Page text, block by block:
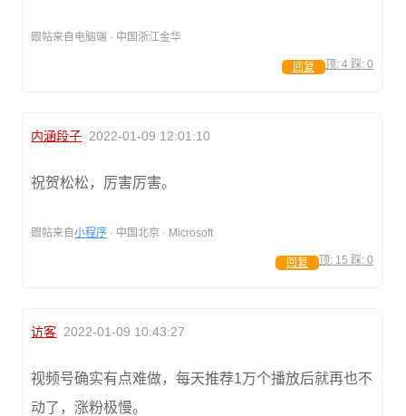
跟帖来自电脑端 · 中国浙江金华
顶: 4 踩: 0
回复
内涵段子 2022-01-09 12:01:10
祝贺松松，厉害厉害。
跟帖来自小程序 · 中国北京 · Microsoft
顶: 15 踩: 0
回复
访客 2022-01-09 10:43:27
视频号确实有点难做，每天推荐1万个播放后就再也不
动了，涨粉极慢。